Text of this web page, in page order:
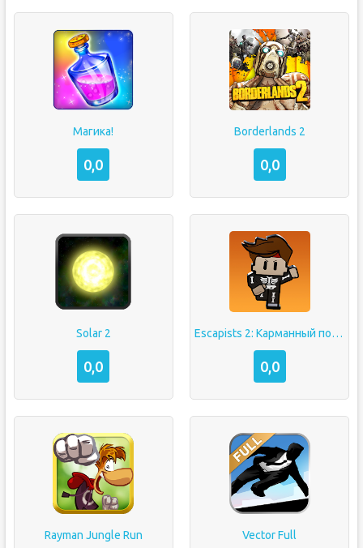
Магика!
0,0
Borderlands 2
0,0
Solar 2
0,0
Escapists 2: Карманный побег
0,0
Rayman Jungle Run Vector Full